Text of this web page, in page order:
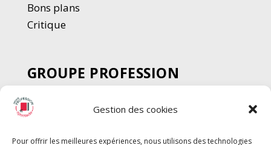
Gestion des cookies
Pour offrir les meilleures expériences, nous utilisons des technologies
Bons plans
Critique
GROUPE PROFESSION
SPECTACLE
Chèque Intermittents